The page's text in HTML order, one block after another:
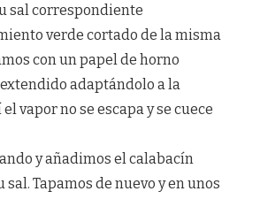
sal correspondiente
verde cortado de la misma
con un papel de horno
adaptándolo a la
vapor no se escapa y se cuece
y añadimos el calabacín
sal. Tapamos de nuevo y en unos